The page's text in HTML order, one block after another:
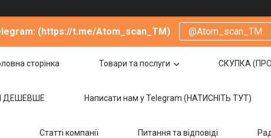
(https://t.me/Atom_scan_TM) @Atom_scan_TM
сторінка Товари та послуги СКУПКА
ДЕШЕВШЕ Написати нам у Telegram (НАТИСНІТЬ ТУТ)
Статті компанії Питання та відповіді